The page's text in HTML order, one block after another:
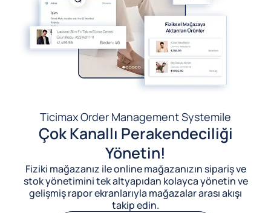
Ticimax Order Management Systemile
Çok Kanallı Perakendeciliği
Yönetin!
Fiziki mağazanız ile online mağazanızın sipariş ve
stok yönetimini tek altyapıdan kolayca yönetin ve
gelişmiş rapor ekranlarıyla mağazalar arası akışı
takip edin.